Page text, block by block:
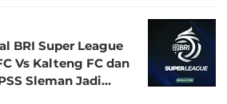
BRI Super League
Vs Kalteng FC dan
Sleman Jadi